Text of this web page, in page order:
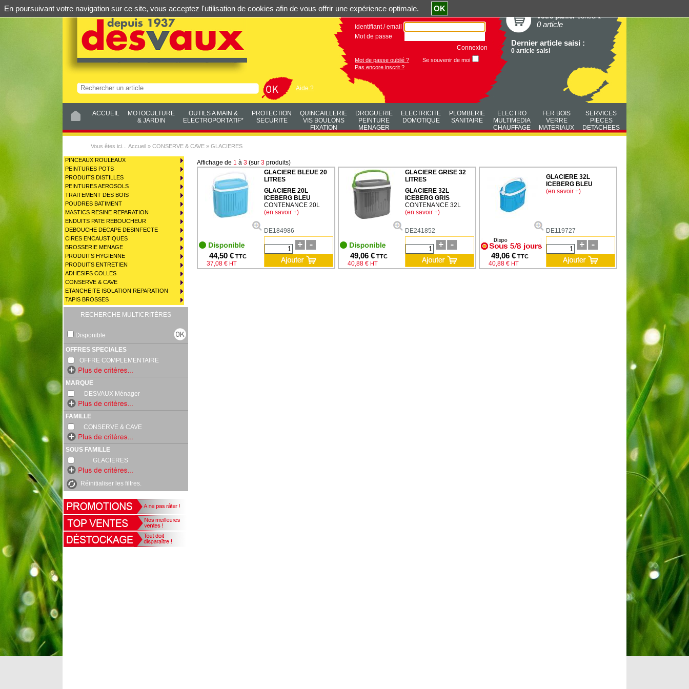
Aide ?
identifiant / email
Mot de passe
Connexion
Mot de passe oublié ?
Se souvenir de moi
Pas encore inscrit ?
Votre paniercontient
0 article
Dernier article saisi :
0 article saisi
ACCUEIL
MOTOCULTURE
& JARDIN
OUTILS A MAIN &
ELECTROPORTATIF*
PROTECTION
SECURITE
QUINCAILLERIE
VIS BOULONS
FIXATION
DROGUERIE
PEINTURE
MENAGER
ELECTRICITE
DOMOTIQUE
PLOMBERIE
SANITAIRE
ELECTRO
MULTIMEDIA
CHAUFFAGE
FER BOIS
VERRE
MATERIAUX
SERVICES
PIECES
DETACHEES
Vous êtes ici... Accueil » CONSERVE & CAVE » GLACIERES
RECHERCHE MULTICRITÈRES
Disponible
OFFRES SPECIALES
OFFRE COMPLEMENTAIRE
MARQUE
DESVAUX Ménager
FAMILLE
CONSERVE & CAVE
SOUS FAMILLE
GLACIERES
Réinitialiser les filtres.
Affichage de 1 à 3 (sur 3 produits)
44,50 € TTC
37,08 € HT
GLACIERE BLEUE 20
LITRES
GLACIERE 20L
ICEBERG BLEU
CONTENANCE 20L
(en savoir +)
DE184986
49,06 € TTC
40,88 € HT
GLACIERE GRISE 32
LITRES
GLACIERE 32L
ICEBERG GRIS
CONTENANCE 32L
(en savoir +)
DE241852
49,06 € TTC
40,88 € HT
GLACIERE 32L
ICEBERG BLEU
(en savoir +)
DE119727
En poursuivant votre navigation sur ce site, vous acceptez l'utilisation de cookies afin de vous offrir une expérience optimale. OK
PINCEAUX ROULEAUX
PEINTURES POTS
PRODUITS DISTILLES
PEINTURES AEROSOLS
TRAITEMENT DES BOIS
POUDRES BATIMENT
MASTICS RESINE REPARATION
ENDUITS PATE REBOUCHEUR
DEBOUCHE DECAPE DESINFECTE
CIRES ENCAUSTIQUES
BROSSERIE MENAGE
PRODUITS HYGIENNE
PRODUITS ENTRETIEN
ADHESIFS COLLES
CONSERVE & CAVE
ETANCHEITE ISOLATION REPARATION
TAPIS BROSSES